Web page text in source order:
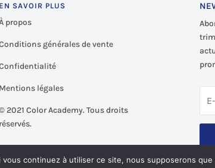
EN SAVOIR PLUS
propos
générales de vente
Mentions légales
2021 Color Academy. Tous droits
réservés.
continuez à utiliser ce site, nous supposerons